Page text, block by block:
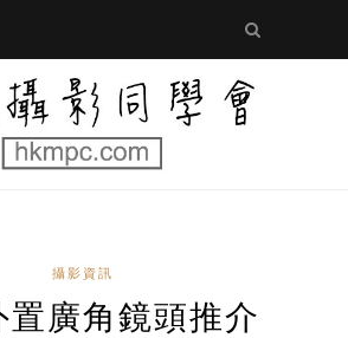
攝影資訊
置廣角鏡頭推介